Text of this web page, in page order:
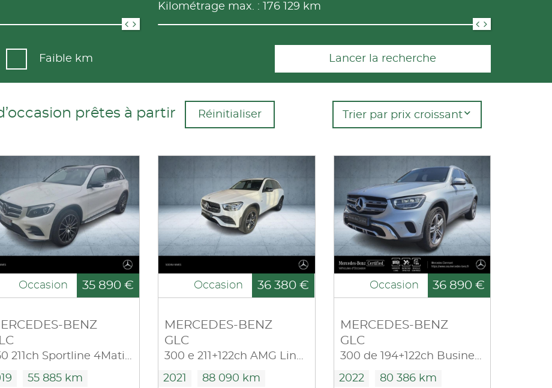
Kilométrage max. : 176 129 km
Faible km Lancer la recherche
prêtes à partir Réinitialiser Trier par prix croissant
Occasion 35 890 €
BENZ
250 211ch Sportline 4Matic 9G-Tronic Euro6d-T
55 885 km
Occasion 36 380 €
MERCEDES-BENZ
GLC
300 e 211+122ch AMG Line 4Matic 9G-Tronic Euro6d-T-EVAP-ISC
2021 88 090 km
Occasion 36 890 €
MERCEDES-BENZ
GLC
300 de 194+122ch Business Line 4Matic 9G-Tronic
2022 80 386 km